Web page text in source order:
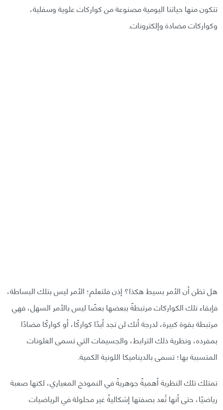
تتكون منها حياتنا اليومية مصنوعة من كواركات علوية وسفلية،
وكواركات مضادة وإلكترونات.
هل تظن أن الأمر بسيط هكذا؟ إذن فلتعلم؛ الأمر ليس بتلك البساطة،
فإبقاء تلك الكواركات مرتبطةً ببعضها بعضًا ليس بالأمر السهل، فهي
مرتبطة بقوة كبيرة، لدرجة أنك لن تجد أبدًا كواركًا، أو كواركًا مضادًا
بمفرده، ونظرية ذلك الترابط، والجسيمات التي تسمى الغلونات
المتسببة بها؛ تسمى بالديناميكا اللونية الكمية.
تمتلك تلك النظرية أهميةً جوهريةً في النموذج المعياري، لكنها صعبة
رياضيًا، حتى أنها تُعد بصفتها إشكاليةً غير محلولة في الرياضيات